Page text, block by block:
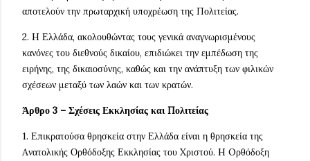
αποτελούν την πρωταρχική υποχρέωση της Πολιτείας.
2. H Ελλάδα, ακολουθώντας τους γενικά αναγνωρισμένους
κανόνες του διεθνούς δικαίου, επιδιώκει την εμπέδωση της
ειρήνης, της δικαιοσύνης, καθώς και την ανάπτυξη των φιλικών
σχέσεων μεταξύ των λαών και των κρατών.
Άρθρο 3 – Σχέσεις Εκκλησίας και Πολιτείας
1. Επικρατούσα θρησκεία στην Ελλάδα είναι η θρησκεία της
Aνατολικής Ορθόδοξης Εκκλησίας του Xριστού. H Oρθόδοξη